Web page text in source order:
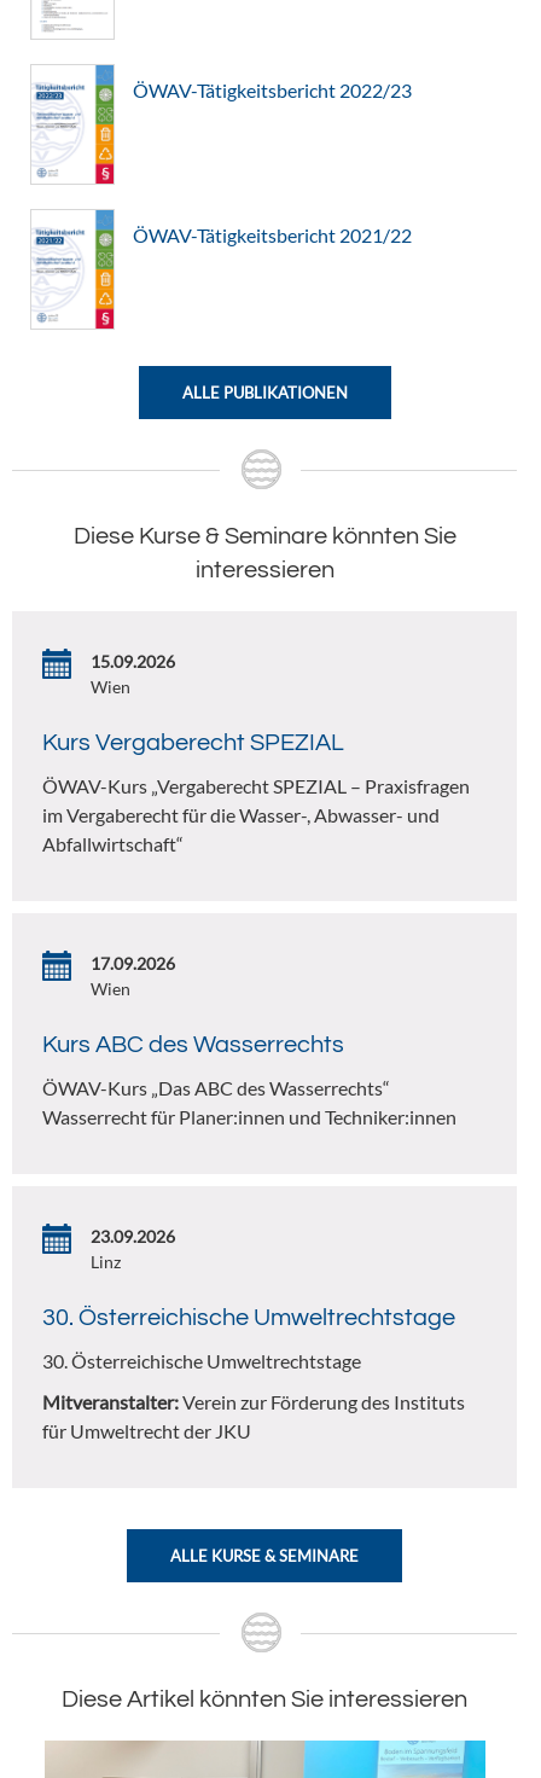
ÖWAV-Tätigkeitsbericht 2022/23
ÖWAV-Tätigkeitsbericht 2021/22
ALLE PUBLIKATIONEN
Diese Kurse & Seminare könnten Sie
interessieren
15.09.2026
Wien
Kurs Vergaberecht SPEZIAL
ÖWAV-Kurs „Vergaberecht SPEZIAL – Praxisfragen
im Vergaberecht für die Wasser-, Abwasser- und
Abfallwirtschaft“
17.09.2026
Wien
Kurs ABC des Wasserrechts
ÖWAV-Kurs „Das ABC des Wasserrechts“
Wasserrecht für Planer:innen und Techniker:innen
23.09.2026
Linz
30. Österreichische Umweltrechtstage
30. Österreichische Umweltrechtstage
Mitveranstalter:Verein zur Förderung des Instituts
für Umweltrecht der JKU
ALLE KURSE & SEMINARE
Diese Artikel könnten Sie interessieren